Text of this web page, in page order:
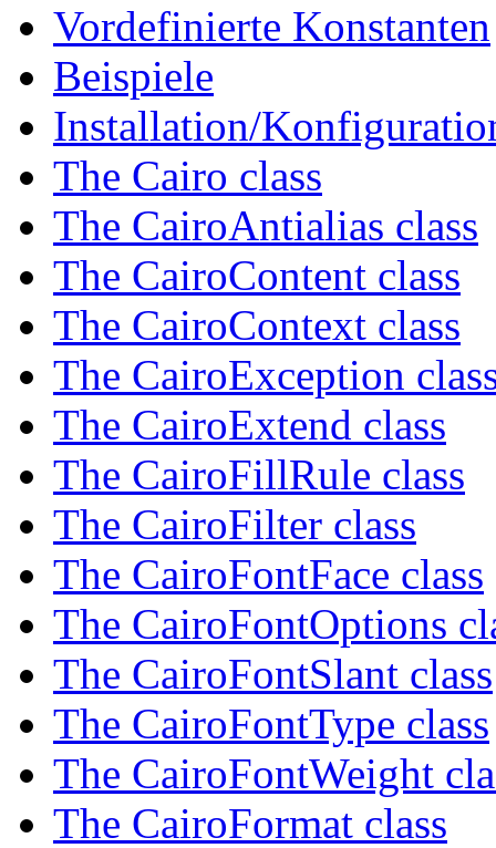
Vordefinierte Konstanten
Beispiele
Installation/
The Cairo class
The CairoAntialias class
The CairoContent class
The CairoContext class
The CairoException
The CairoExtend class
The CairoFillRule class
The CairoFilter class
The CairoFontFace class
The CairoFontOptions
The CairoFontSlant class
The CairoFontType class
The CairoFontWeight
The CairoFormat class